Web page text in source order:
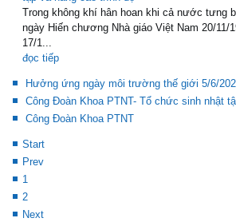
Trong không khí hân hoan khi cả nước tưng
ngày Hiến chương Nhà giáo Việt Nam 20/11/
17/1...
đọc tiếp
Hưởng ứng ngày môi trường thế giới 5/6/
Công Đoàn Khoa PTNT- Tổ chức sinh nhật
Công Đoàn Khoa PTNT
Start
Prev
1
2
Next